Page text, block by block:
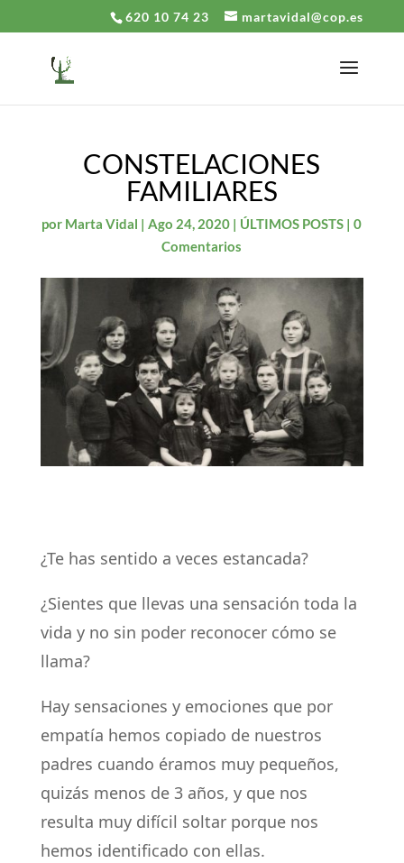
620 10 74 23 martavidal@cop.es
CONSTELACIONES
FAMILIARES
por Marta Vidal |Ago 24, 2020 | ÚLTIMOS POSTS |0
Comentarios
¿Te has sentido a veces estancada?
¿Sientes que llevas una sensación toda la
vida y no sin poder reconocer cómo se
llama?
Hay sensaciones y emociones que por
empatía hemos copiado de nuestros
padres cuando éramos muy pequeños,
quizás menos de 3 años, y que nos
resulta muy difícil soltar porque nos
hemos identificado con ellas.